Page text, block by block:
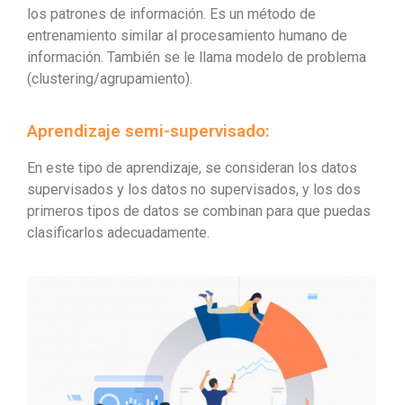
los patrones de información. Es un método de
entrenamiento similar al procesamiento humano de
información. También se le llama modelo de problema
(clustering/agrupamiento).
Aprendizaje semi-supervisado:
En este tipo de aprendizaje, se consideran los datos
supervisados ​​y los datos no supervisados, y los dos
primeros tipos de datos se combinan para que puedas
clasificarlos adecuadamente.